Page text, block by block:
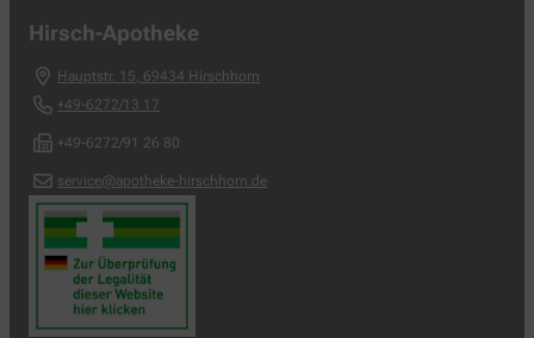
Hirsch-Apotheke
Hauptstr. 15 69434 Hirschhorn
+49-6272/13 17
+49-6272/91 26 80
service@apotheke-hirschhorn.de